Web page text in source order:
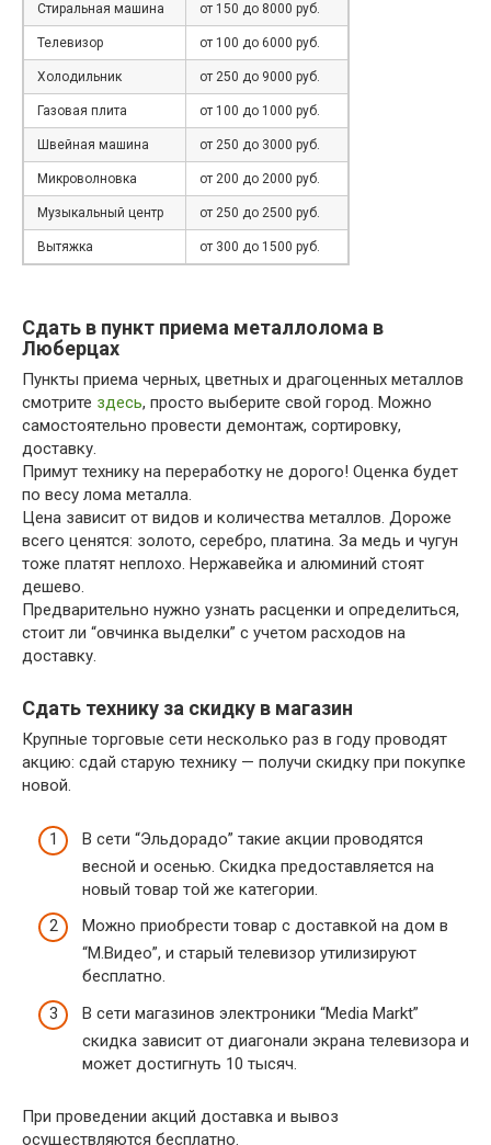
Стиральная машина от 150 до 8000 руб.
Телевизор от 100 до 6000 руб.
Холодильник от 250 до 9000 руб.
Газовая плита от 100 до 1000 руб.
Швейная машина от 250 до 3000 руб.
Микроволновка от 200 до 2000 руб.
Музыкальный центр от 250 до 2500 руб.
Вытяжка от 300 до 1500 руб.
Сдать в пункт приема металлолома в
Люберцах
Пункты приема черных, цветных и драгоценных металлов
смотрите здесь, просто выберите свой город. Можно
самостоятельно провести демонтаж, сортировку,
доставку.
Примут технику на переработку не дорого! Оценка будет
по весу лома металла.
Цена зависит от видов и количества металлов. Дороже
всего ценятся: золото, серебро, платина. За медь и чугун
тоже платят неплохо. Нержавейка и алюминий стоят
дешево.
Предварительно нужно узнать расценки и определиться,
стоит ли “овчинка выделки” с учетом расходов на
доставку.
Сдать технику за скидку в магазин
Крупные торговые сети несколько раз в году проводят
акцию: сдай старую технику — получи скидку при покупке
новой.
В сети “Эльдорадо” такие акции проводятся
весной и осенью. Скидка предоставляется на
новый товар той же категории.
Можно приобрести товар с доставкой на дом в
“М.Видео”, и старый телевизор утилизируют
бесплатно.
В сети магазинов электроники “Media Markt”
скидка зависит от диагонали экрана телевизора и
может достигнуть 10 тысяч.
При проведении акций доставка и вывоз
осуществляются бесплатно.